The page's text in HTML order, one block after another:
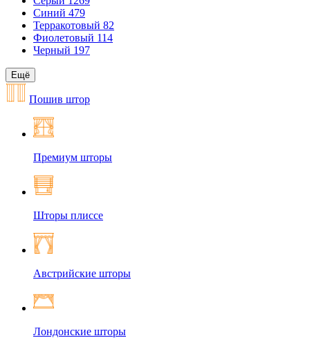
Синий 479
Терракотовый 82
Фиолетовый 114
Черный 197
Ещё
Пошив штор
Премиум шторы
Шторы плиссе
Австрийские шторы
Лондонские шторы